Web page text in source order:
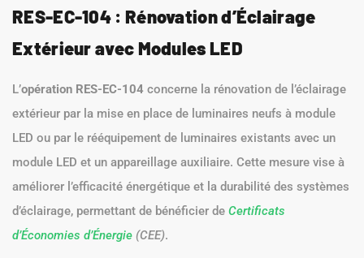
RES-EC-104 : Rénovation d’Éclairage
Extérieur avec Modules LED
L’opération RES-EC-104 concerne la rénovation de l’éclairage
extérieur par la mise en place de luminaires neufs à module
LED ou par le rééquipement de luminaires existants avec un
module LED et un appareillage auxiliaire. Cette mesure vise à
améliorer l’efficacité énergétique et la durabilité des systèmes
d’éclairage, permettant de bénéficier de Certificats
d’Économies d’Énergie (CEE).